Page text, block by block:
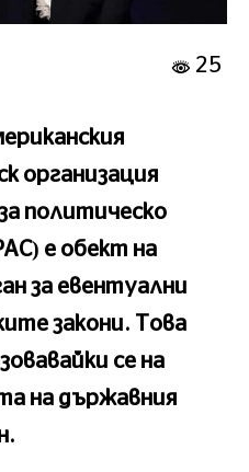
25
организация
политическо
е обект на
за евентуални
закони. Това
се на
на държавния